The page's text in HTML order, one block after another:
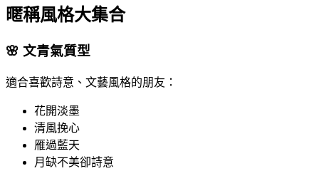
暱稱風格大集合
🌸 文青氣質型
適合喜歡詩意、文藝風格的朋友：
花開淡墨
清風挽心
雁過藍天
月缺不美卻詩意